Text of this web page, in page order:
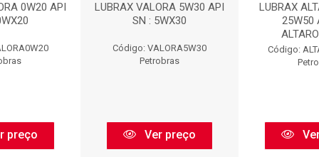
0W20 API
preço
LUBRAX VALORA 5W30 API
SN : 5WX30
Código: VALORA5W30
Petrobras
Ver preço
LUBRAX
25W50
Código: